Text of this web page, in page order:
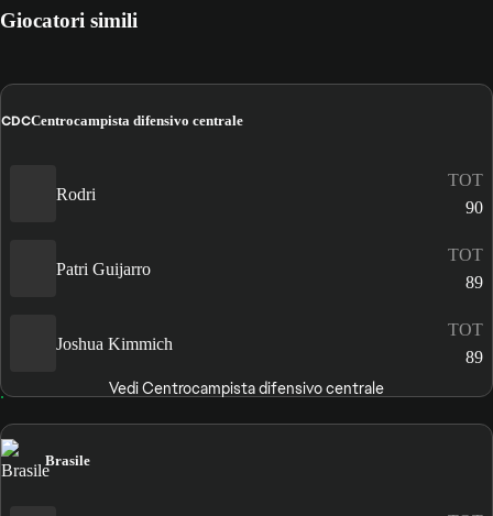
Giocatori simili
CDCCentrocampista difensivo centrale
Rodri
TOT
90
Patri Guijarro
TOT
89
Joshua Kimmich
TOT
89
Vedi Centrocampista difensivo centrale
Brasile